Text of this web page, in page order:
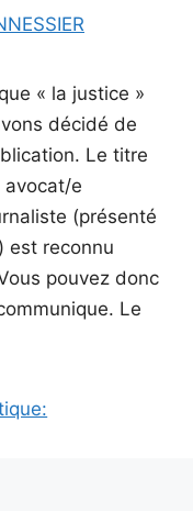
« la justice »
décidé de
Le titre
avocat/e
(présenté
est reconnu
pouvez donc
Le